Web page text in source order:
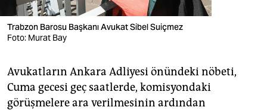
Trabzon Barosu Başkanı Avukat Sibel Suiçmez
Foto: Murat Bay
Avukatların Ankara Adliyesi önündeki nöbeti,
Cuma gecesi geç saatlerde, komisyondaki
görüşmelere ara verilmesinin ardından